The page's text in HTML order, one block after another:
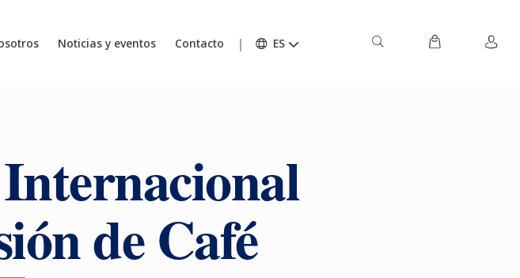
Noticias y eventos Contacto ES
de Café